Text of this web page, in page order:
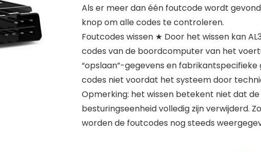
Als er meer dan één foutcode wordt
knop om alle codes te controleren.
Foutcodes wissen ★ Door het wissen kan
codes van de boordcomputer van het
“opslaan”-gegevens en fabrikantspecifieke
codes niet voordat het systeem door
Opmerking: het wissen betekent niet dat
besturingseenheid volledig zijn verwijderd.
worden de foutcodes nog steeds